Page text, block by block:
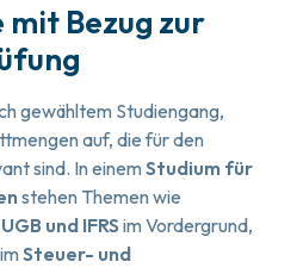
Bezug zur
gewähltem Studiengang,
auf, die für den
sind. In einemStudium für
stehen Themen wie
und IFRS im Vordergrund,
Steuer- und